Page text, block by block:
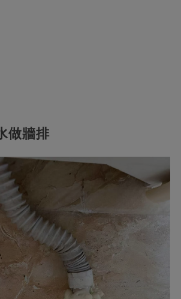
做牆排